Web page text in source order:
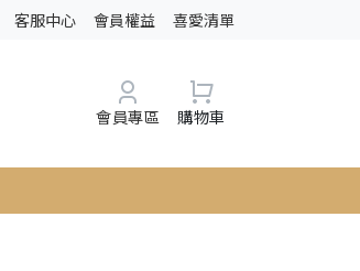
客服中心 會員權益 喜愛清單
會員專區 購物車